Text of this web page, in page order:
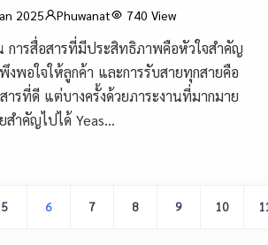
2025 Phuwanat 740 View
การสื่อสารที่มีประสิทธิภาพคือหัวใจสำคัญ
งพอใจให้ลูกค้า และการรับสายทุกสายคือ
ารที่ดี แต่บางครั้งด้วยภาระงานที่มากมาย
ำคัญไปได้ Yeas...
5 6 7 8 9 10